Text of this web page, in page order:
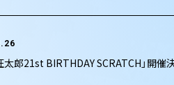
太郎21st BIRTHDAY SCRATCH」開催